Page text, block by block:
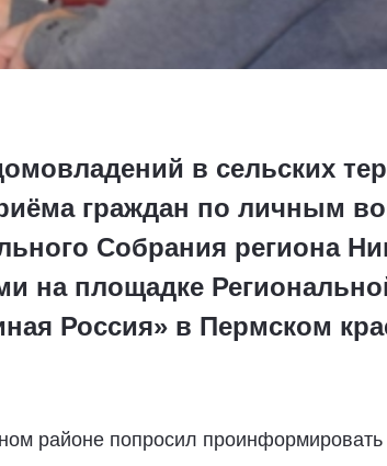
в сельских
граждан по личным
Собрания региона
на площадке
Россия» в Пермском
районе попросил проинформировать